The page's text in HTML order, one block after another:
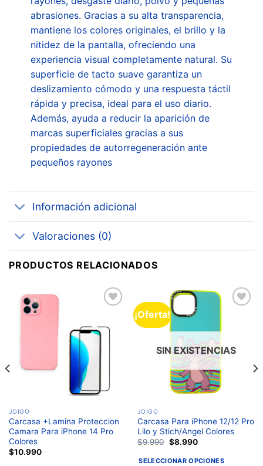
abrasiones. Gracias a su alta transparencia,
mantiene los colores originales, el brillo y la
nitidez de la pantalla, ofreciendo una
experiencia visual completamente natural. Su
superficie de tacto suave garantiza un
deslizamiento cómodo y una respuesta táctil
rápida y precisa, ideal para el uso diario.
Además, ayuda a reducir la aparición de
marcas superficiales gracias a sus
propiedades de autorregeneración ante
pequeños rayones
Información adicional
Valoraciones (0)
PRODUCTOS RELACIONADOS
lista de
JOIGO
Carcasa +Lamina Proteccion
Camara Para iPhone 14 Pro
Colores
$10.990
¡Oferta!
SIN EXISTENCIAS
JOIGO
Carcasa Para iPhone 12/12 Pro
Lilo y Stich/Angel Colores
$9.990 $8.990
SELECCIONAR OPCIONES